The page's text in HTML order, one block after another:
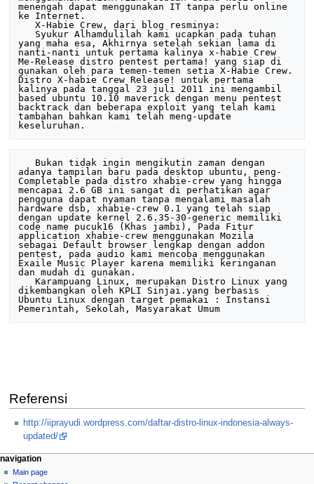
adanya tampilan baru pada desktop ubuntu, peng-
Completable pada distro xhabie-crew yang hingga
mencapai 2.6 GB ini sangat di perhatikan agar
pengguna dapat nyaman tanpa mengalami masalah
hardware dsb, xhabie-crew 0.1 yang telah siap
dengan update kernel 2.6.35-30-generic memiliki
code name pucuk16 (Khas jambi), Pada Fitur
application xhabie-crew menggunakan Mozila
sebagai Default browser lengkap dengan addon
pentest, pada audio kami mencoba menggunakan
Exaile Music Player karena memiliki keringanan
dan mudah di gunakan.
   Karampuang Linux, merupakan Distro Linux yang
dikembangkan oleh KPLI Sinjai.yang berbasis
Ubuntu Linux dengan target pemakai : Instansi
Referensi
http://iiprayudi.wordpress.com/daftar-distro-linux-indonesia-always-
updated/
N
a
page actions
page
personal tools
log
navigation
Main page